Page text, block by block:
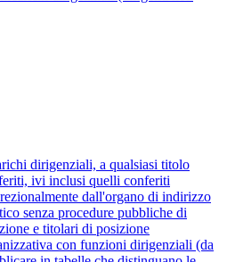
dirigenziali, a qualsiasi titolo
ivi inclusi quelli conferiti
dall'organo di indirizzo
senza procedure pubbliche di
e titolari di posizione
con funzioni dirigenziali (da